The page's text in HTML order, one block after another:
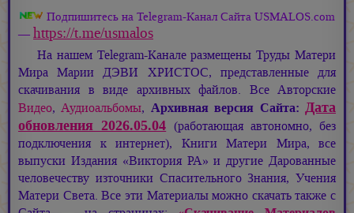
Подпишитесь на Telegram-Канал Сайта USMALOS.com
— https://t.me/usmalos
На нашем Telegram-Канале размещены Труды Матери
МираМарии ДЭВИ ХРИСТОС, представленные для
скачивания в виде архивных файлов. Все Авторские
Видео,Аудиоальбомы, Архивная версия Сайта:Дата
обновления 2026.05.04 (работающая автономно, без
подключения к интернет), Книги Матери Мира, все
выпуски Издания «Виктория РА» и другие Дарованные
человечеству източники Спасительного Знания, Учения
Матери Света. Все эти Материалы можно скачать также с